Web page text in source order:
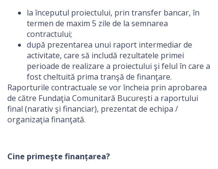
la începutul proiectului, prin transfer bancar, în
termen de maxim 5 zile de la semnarea
contractului;
după prezentarea unui raport intermediar de
activitate, care să includă rezultatele primei
perioade de realizare a proiectului şi felul în care a
fost cheltuită prima tranşă de finanţare.
Raporturile contractuale se vor încheia prin aprobarea
de către Fundaţia Comunitară București a raportului
final (narativ şi financiar), prezentat de echipa /
organizaţia finanţată.
Cine primeşte finanțarea?